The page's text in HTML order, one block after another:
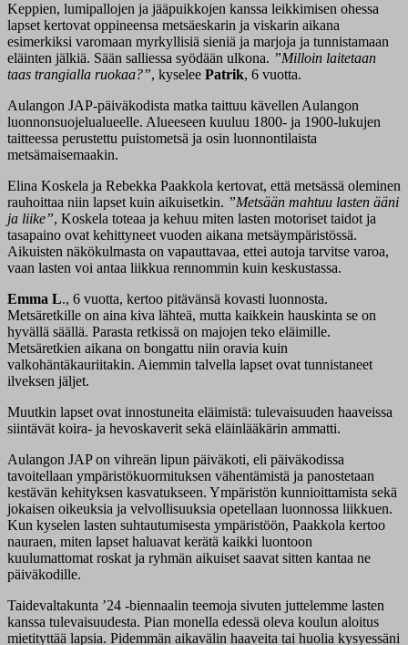
Keppien, lumipallojen ja jääpuikkojen kanssa leikkimisen ohessa
lapset kertovat oppineensa metsäeskarin ja viskarin aikana
esimerkiksi varomaan myrkyllisiä sieniä ja marjoja ja tunnistamaan
eläinten jälkiä. Sään salliessa syödään ulkona. ”Milloin laitetaan
taas trangialla ruokaa?”, kyselee Patrik, 6 vuotta.
Aulangon JAP-päiväkodista matka taittuu kävellen Aulangon
luonnonsuojelualueelle. Alueeseen kuuluu 1800- ja 1900-lukujen
taitteessa perustettu puistometsä ja osin luonnontilaista
metsämaisemaakin.
Elina Koskela ja Rebekka Paakkola kertovat, että metsässä oleminen
rauhoittaa niin lapset kuin aikuisetkin. ”Metsään mahtuu lasten ääni
ja liike”, Koskela toteaa ja kehuu miten lasten motoriset taidot ja
tasapaino ovat kehittyneet vuoden aikana metsäympäristössä.
Aikuisten näkökulmasta on vapauttavaa, ettei autoja tarvitse varoa,
vaan lasten voi antaa liikkua rennommin kuin keskustassa.
Emma L., 6 vuotta, kertoo pitävänsä kovasti luonnosta.
Metsäretkille on aina kiva lähteä, mutta kaikkein hauskinta se on
hyvällä säällä. Parasta retkissä on majojen teko eläimille.
Metsäretkien aikana on bongattu niin oravia kuin
valkohäntäkauriitakin. Aiemmin talvella lapset ovat tunnistaneet
ilveksen jäljet.
Muutkin lapset ovat innostuneita eläimistä: tulevaisuuden haaveissa
siintävät koira- ja hevoskaverit sekä eläinlääkärin ammatti.
Aulangon JAP on vihreän lipun päiväkoti, eli päiväkodissa
tavoitellaan ympäristökuormituksen vähentämistä ja panostetaan
kestävän kehityksen kasvatukseen. Ympäristön kunnioittamista sekä
jokaisen oikeuksia ja velvollisuuksia opetellaan luonnossa liikkuen.
Kun kyselen lasten suhtautumisesta ympäristöön, Paakkola kertoo
nauraen, miten lapset haluavat kerätä kaikki luontoon
kuulumattomat roskat ja ryhmän aikuiset saavat sitten kantaa ne
päiväkodille.
Taidevaltakunta ’24 -biennaalin teemoja sivuten juttelemme lasten
kanssa tulevaisuudesta. Pian monella edessä oleva koulun aloitus
mietityttää lapsia. Pidemmän aikavälin haaveita tai huolia kysyessäni